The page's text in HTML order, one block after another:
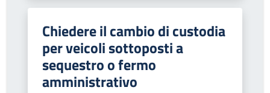
Chiedere il cambio di custodia
per veicoli sottoposti a
sequestro o fermo
amministrativo